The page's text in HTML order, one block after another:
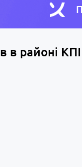
в районі КПІ